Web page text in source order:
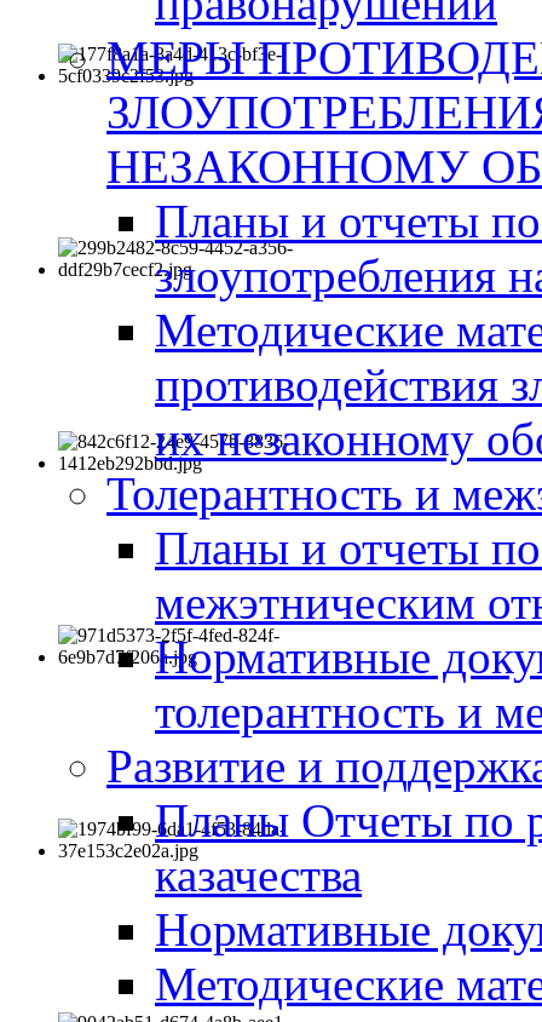
МЕРЫ
НЕЗАКОННОМУ
Планы и отчеты
злоупотребления
Методические
противодействия
их незаконному
Толерантность и
Планы и отчеты
межэтническим
Нормативные
толерантность и
Развитие и
Планы Отчеты по
казачества
Нормативные
Методические